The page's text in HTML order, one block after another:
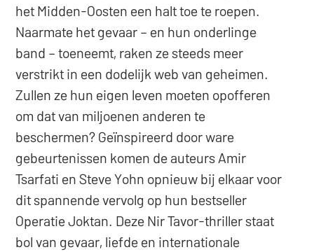
het Midden-Oosten een halt toe te roepen.
Naarmate het gevaar – en hun onderlinge
band – toeneemt, raken ze steeds meer
verstrikt in een dodelijk web van geheimen.
Zullen ze hun eigen leven moeten opofferen
om dat van miljoenen anderen te
beschermen? Geïnspireerd door ware
gebeurtenissen komen de auteurs Amir
Tsarfati en Steve Yohn opnieuw bij elkaar voor
dit spannende vervolg op hun bestseller
Operatie Joktan. Deze Nir Tavor-thriller staat
bol van gevaar, liefde en internationale